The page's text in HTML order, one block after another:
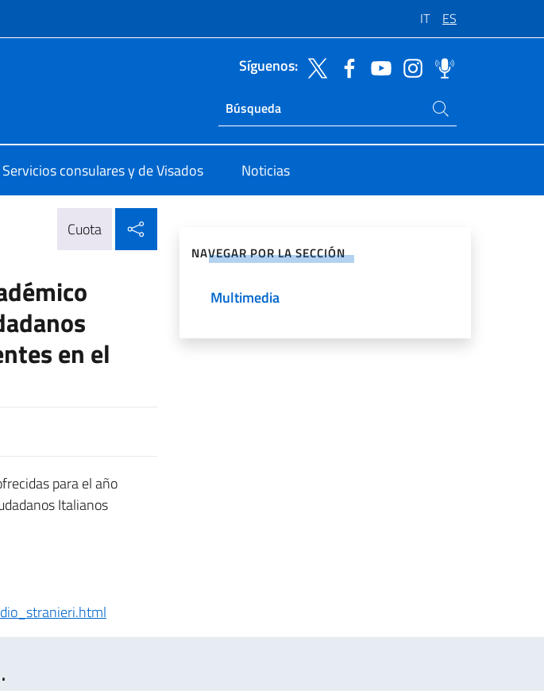
IT ES
y menú Síguenos:
Ricerca sito live
Buscar en el sitio
Servicios consulares y de Visados Noticias
Cuota
en el
para el año
Italianos
NAVEGAR POR LA SECCIÓN
Multimedia